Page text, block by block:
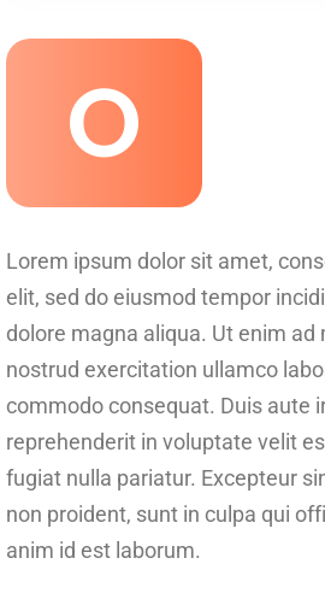
O
Lorem ipsum dolor sit amet,
elit, sed do eiusmod tempor
dolore magna aliqua. Ut enim
nostrud exercitation ullamco
commodo consequat. Duis aute
reprehenderit in voluptate velit
fugiat nulla pariatur. Excepteur
non proident, sunt in culpa qui
anim id est laborum.